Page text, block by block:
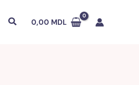
Поиск0,00 MDL